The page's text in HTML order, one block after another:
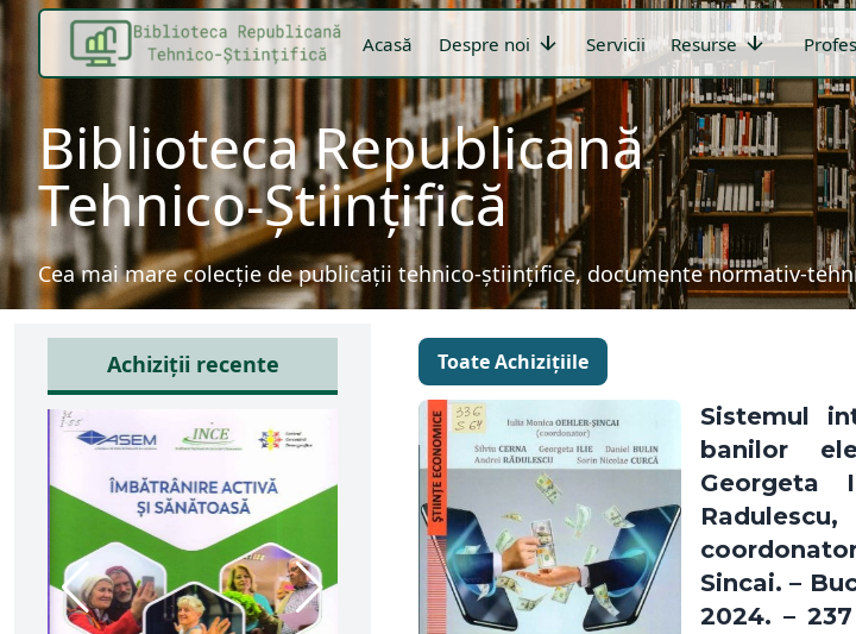
Acasă Despre noi arrow_downward Servicii Resurse arrow_downward
Biblioteca Republicană
Tehnico-Științifică
Cea mai mare colecție de publicații tehnico-științifice, documente normativ-
Achiziții recente Toate Achizițiile
Sistemul
banilor
Georgeta
Sincai. –
2024. –